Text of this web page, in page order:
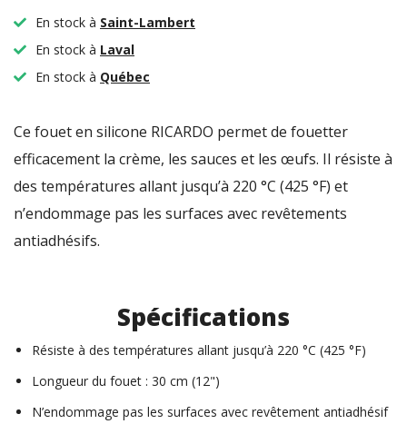
En stock à Saint-Lambert
En stock à Laval
En stock à Québec
Ce fouet en silicone RICARDO permet de fouetter
efficacement la crème, les sauces et les œufs. Il résiste à
des températures allant jusqu’à 220 °C (425 °F) et
n’endommage pas les surfaces avec revêtements
antiadhésifs.
Spécifications
Résiste à des températures allant jusqu’à 220 °C (425 °F)
Longueur du fouet : 30 cm (12")
N’endommage pas les surfaces avec revêtement antiadhésif